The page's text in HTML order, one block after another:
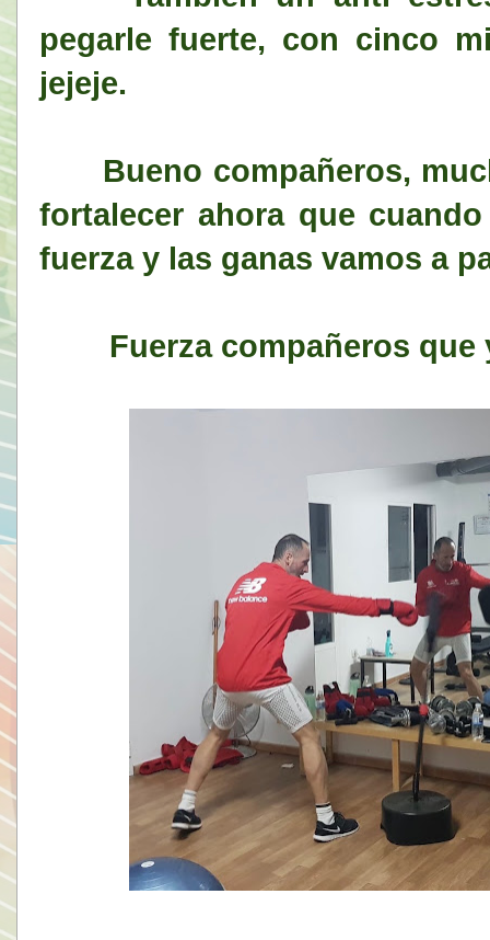
pegarle fuerte, con cinco
jejeje.
Bueno compañeros,
fortalecer ahora que
fuerza y las ganas vamos a
Fuerza compañeros que